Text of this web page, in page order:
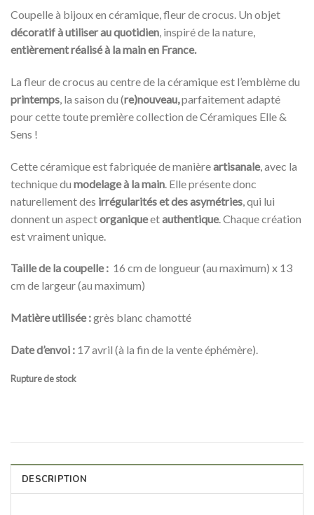
Coupelle à bijoux en céramique, fleur de crocus. Un objet
décoratif à utiliser au quotidien, inspiré de la nature,
entièrement réalisé à la main en France.
La fleur de crocus au centre de la céramique est l’emblème du
printemps, la saison du (re)nouveau,parfaitement adapté
pour cette toute première collection de Céramiques Elle &
Sens !
Cette céramique est fabriquée de manièreartisanale, avec la
technique du modelage à la main Elle présente donc
naturellement des irrégularités et des asymétries , qui lui
donnent un aspectorganiqueetauthentique. Chaque création
est vraiment unique.
Taille de la coupelle : 16 cm de longueur (au maximum) x 13
cm de largeur (au maximum)
Matière utilisée :grès blanc chamotté
Date d’envoi : 17 avril (à la fin de la vente éphémère).
Rupture de stock
DESCRIPTION